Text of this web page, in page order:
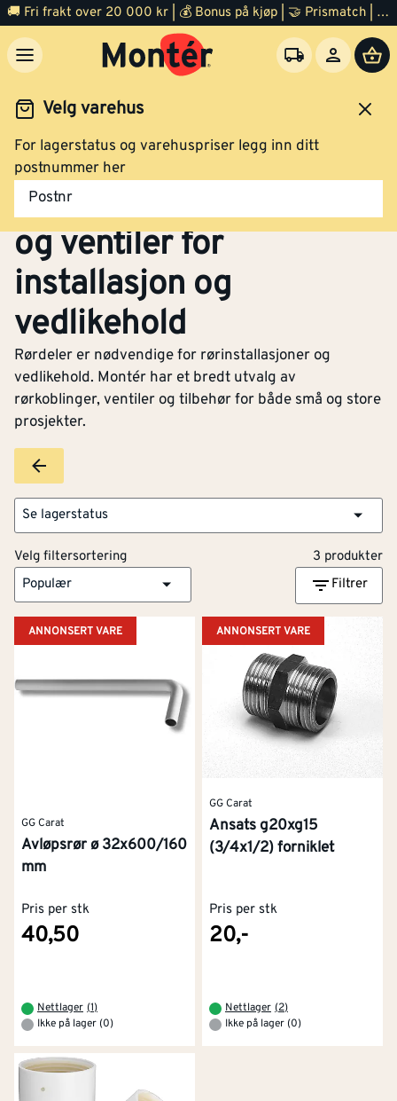
🚚 Fri frakt over 20 000 kr | 💰 Bonus på kjøp | 🤝 Prismatch | ⭐ 100% fornøyd garanti | 🏪 140 byggevarehus
Velg varehus
For lagerstatus og varehuspriser legg inn ditt
postnummer her
Postnr
Jernvare Rørdeler
Rørdeler – Rørkoblinger
og ventiler for
installasjon og
vedlikehold
Rørdeler er nødvendige for rørinstallasjoner og
vedlikehold. Montér har et bredt utvalg av
rørkoblinger, ventiler og tilbehør for både små og store
prosjekter.
Se lagerstatus
Velg filtersortering
3 produkter
Populær
Filtrer
ANNONSERT VARE
GG Carat
Avløpsrør ø 32x600/160
mm
Pris per stk
40,50
Nettlager (1)
Ikke på lager (0)
ANNONSERT VARE
GG Carat
Ansats g20xg15
(3/4x1/2) forniklet
Pris per stk
20,-
Nettlager (2)
Ikke på lager (0)